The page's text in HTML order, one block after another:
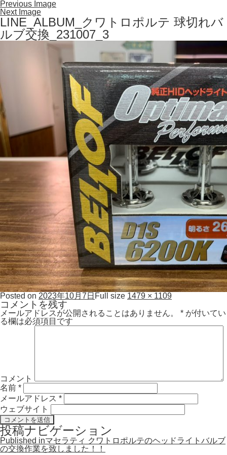
Previous Image
Next Image
LINE_ALBUM_クワトロポルテ 球切れバ
ルブ交換_231007_3
Posted on 2023年10月7日 Full size 1479 × 1109
コメントを残す
メールアドレスが公開されることはありません。 * が付いてい
る欄は必須項目です
コメント
名前 *
メールアドレス *
ウェブサイト
投稿ナビゲーション
Published inマセラティ クワトロポルテのヘッドライトバルブ
の交換作業を致しました！！